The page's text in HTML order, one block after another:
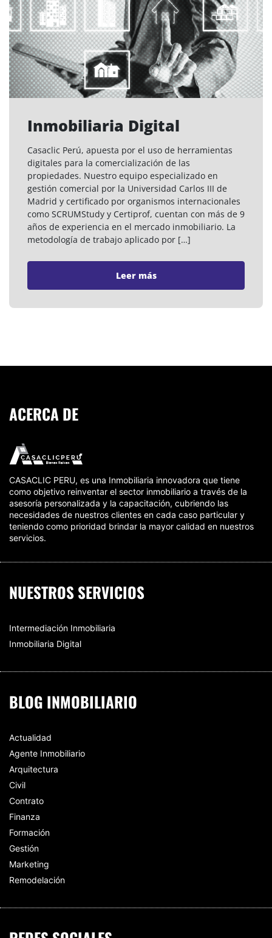
Inmobiliaria Digital
Casaclic Perú, apuesta por el uso de herramientas
digitales para la comercialización de las
propiedades. Nuestro equipo especializado en
gestión comercial por la Universidad Carlos III de
Madrid y certificado por organismos internacionales
como SCRUMStudy y Certiprof, cuentan con más de 9
años de experiencia en el mercado inmobiliario. La
metodología de trabajo aplicado por […]
Leer más
ACERCA DE
CASACLIC PERU, es una Inmobiliaria innovadora que tiene
como objetivo reinventar el sector inmobiliario a través de la
asesoría personalizada y la capacitación, cubriendo las
necesidades de nuestros clientes en cada caso particular y
teniendo como prioridad brindar la mayor calidad en nuestros
servicios.
NUESTROS SERVICIOS
Intermediación Inmobiliaria
Inmobiliaria Digital
BLOG INMOBILIARIO
Actualidad
Agente Inmobiliario
Arquitectura
Civil
Contrato
Finanza
Formación
Gestión
Marketing
Remodelación